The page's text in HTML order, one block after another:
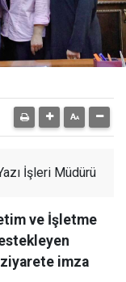
İşleri Müdürü
ve İşletme
ziyarete imza